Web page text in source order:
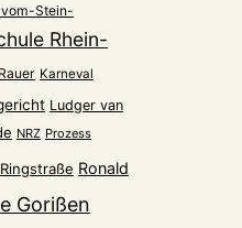
Stein-
Rhein-
Karneval
Ludger van
NRZ Prozess
Ringstraße Ronald
Gorißen